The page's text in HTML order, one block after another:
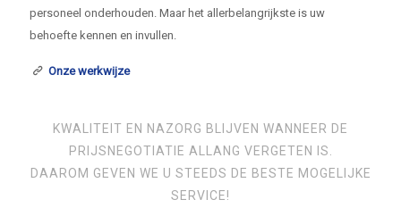
personeel onderhouden. Maar het allerbelangrijkste is uw
behoefte kennen en invullen.
Onze werkwijze
KWALITEIT EN NAZORG BLIJVEN WANNEER DE
PRIJSNEGOTIATIE ALLANG VERGETEN IS.
DAAROM GEVEN WE U STEEDS DE BESTE MOGELIJKE
SERVICE!